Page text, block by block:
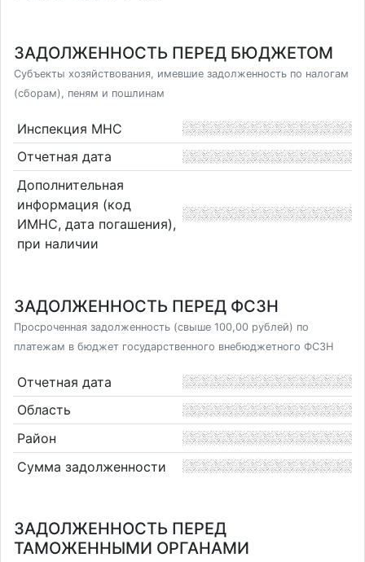
ЗАДОЛЖЕННОСТЬ ПЕРЕД БЮДЖЕТОМ
Субъекты хозяйствования, имевшие задолженность по налогам
(сборам), пеням и пошлинам
Инспекция МНС
Отчетная дата
Дополнительная
информация (код
ИМНС, дата погашения),
при наличии
ЗАДОЛЖЕННОСТЬ ПЕРЕД ФСЗН
Просроченная задолженность (свыше 100,00 рублей) по
платежам в бюджет государственного внебюджетного ФСЗН
Отчетная дата
Область
Район
Сумма задолженности
ЗАДОЛЖЕННОСТЬ ПЕРЕД
ТАМОЖЕННЫМИ ОРГАНАМИ